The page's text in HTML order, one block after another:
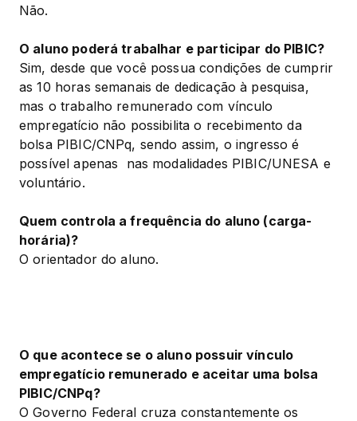
Não.
O aluno poderá trabalhar e participar do PIBIC?
Sim, desde que você possua condições de cumprir
as 10 horas semanais de dedicação à pesquisa,
mas o trabalho remunerado com vínculo
empregatício não possibilita o recebimento da
bolsa PIBIC/CNPq, sendo assim, o ingresso é
possível apenas  nas modalidades PIBIC/UNESA e
voluntário.
Quem controla a frequência do aluno (carga-
horária)?
O orientador do aluno.
O que acontece se o aluno possuir vínculo
empregatício remunerado e aceitar uma bolsa
PIBIC/CNPq?
O Governo Federal cruza constantemente os